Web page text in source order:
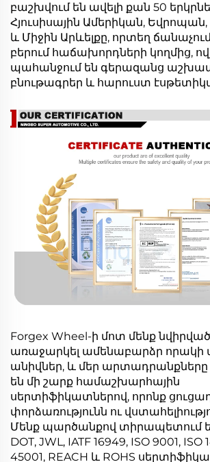
բաշխվում են ավելի քան 50
Հյուսիսային Ամերիկան,
և Միջին Արևելքը, որտեղ
բերում հաճախորդների կողմից,
պահանջում են գերազանց
բնութագրեր և հարուստ
Forgex Wheel-ի մոտ մենք
առաջարկել ամենաբարձր որակի
անիվներ, և մեր
են մի շարք համաշխարհային
սերտիֆիկատներով, որոնք
փորձառությունն ու
Մենք պարծանքով տիրապետում
DOT, JWL, IATF 16949, ISO 9001, ISO
45001, REACH և ROHS